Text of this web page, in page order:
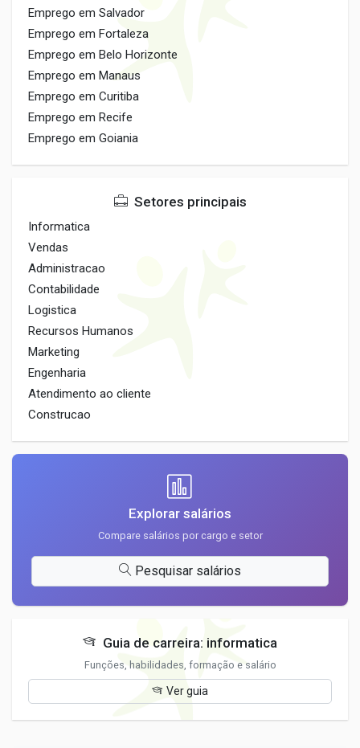
Emprego em Salvador
Emprego em Fortaleza
Emprego em Belo Horizonte
Emprego em Manaus
Emprego em Curitiba
Emprego em Recife
Emprego em Goiania
Setores principais
Informatica
Vendas
Administracao
Contabilidade
Logistica
Recursos Humanos
Marketing
Engenharia
Atendimento ao cliente
Construcao
Explorar salários
Compare salários por cargo e setor
Pesquisar salários
Guia de carreira: informatica
Funções, habilidades, formação e salário
Ver guia